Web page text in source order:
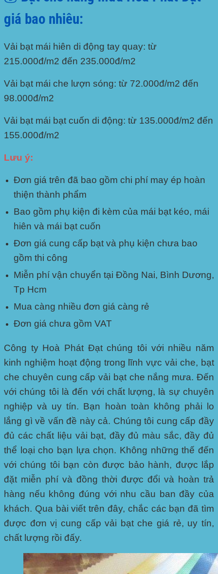
giá bao nhiêu:
Vải bạt mái hiên di động tay quay: từ
215.000đ/m2 đến 235.000đ/m2
Vải bạt mái che lượn sóng: từ 72.000đ/m2 đến
98.000đ/m2
Vải bạt mái bạt cuốn di động: từ 135.000đ/m2 đến
155.000đ/m2
Lưu ý:
Đơn giá trên đã bao gồm chi phí may ép hoàn
thiện thành phẩm
Bao gồm phụ kiện đi kèm của mái bạt kéo, mái
hiên và mái bạt cuốn
Đơn giá cung cấp bạt và phụ kiện chưa bao
gồm thi công
Miễn phí vận chuyển tại Đồng Nai, Bình Dương,
Tp Hcm
Mua càng nhiều đơn giá càng rẻ
Đơn giá chưa gồm VAT
Công ty Hoà Phát Đạt chúng tôi với nhiều năm
kinh nghiệm hoạt động trong lĩnh vực vải che, bạt
che chuyên cung cấp vải bạt che nắng mưa. Đến
với chúng tôi là đến với chất lượng, là sự chuyên
nghiệp và uy tín. Bạn hoàn toàn không phải lo
lắng gì về vấn đề này cả. Chúng tôi cung cấp đầy
đủ các chất liệu vải bạt, đầy đủ màu sắc, đầy đủ
thể loại cho bạn lựa chọn. Không những thế đến
với chúng tôi bạn còn được bảo hành, được lắp
đặt miễn phí và đồng thời được đổi và hoàn trả
hàng nếu không đúng với nhu cầu ban đầy của
khách. Qua bài viết trên đây, chắc các bạn đã tìm
được đơn vị cung cấp vải bạt che giá rẻ, uy tín,
chất lượng rồi đấy.